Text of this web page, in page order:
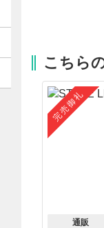
こちら
完売御礼
通販